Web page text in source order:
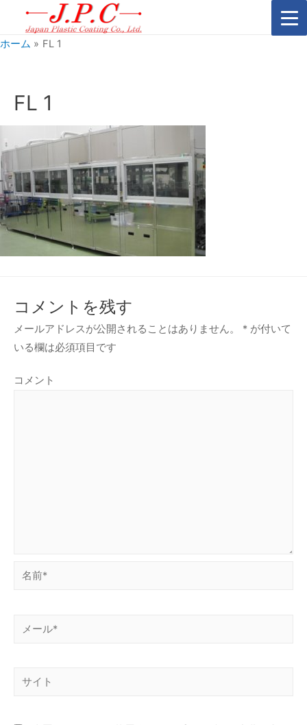
ホーム FL 1
FL 1
コメントを残す
メールアドレスが公開されることはありません。 * が付いて
いる欄は必須項目です
コメント